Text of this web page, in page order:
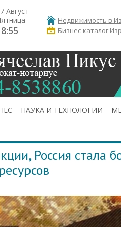
Август
Недвижимость в
Бизнес-каталог
НАУКА И ТЕХНОЛОГИИ
Россия стала